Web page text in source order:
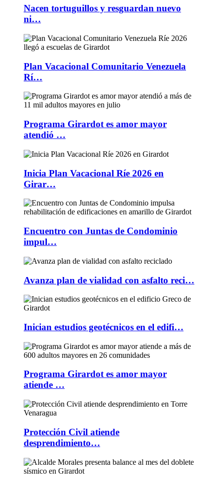
Nacen tortuguillos y resguardan nuevo
ni…
Plan Vacacional Comunitario Venezuela
Rí…
Programa Girardot es amor mayor
atendió …
Inicia Plan Vacacional Ríe 2026 en
Girar…
Encuentro con Juntas de Condominio
impul…
Avanza plan de vialidad con asfalto reci…
Inician estudios geotécnicos en el edifi…
Programa Girardot es amor mayor
atiende …
Protección Civil atiende
desprendimiento…